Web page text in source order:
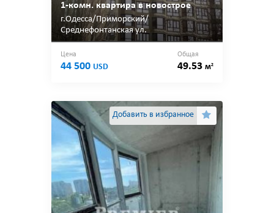
1-комн. квартира в новострое
г.Одесса/Приморский/
Среднефонтанская ул.
Цена
44 500 USD
Общая
49.53 м2
Добавить в избранное